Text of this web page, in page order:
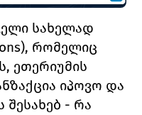
სახელად
, რომელიც
ეთერიუმის
იპოვო და
შესახებ - რა